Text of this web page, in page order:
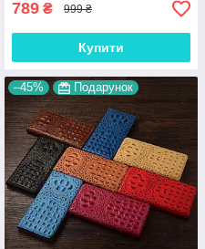
789 ₴ 999 ₴
Купити
–45% Подарунок